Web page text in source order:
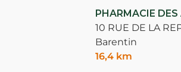
PHARMACIE
10 RUE DE LA
Barentin
16,4 km